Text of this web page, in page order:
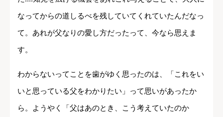
なってからの道しるべを残していてくれていたんだなっ
て。あれが父なりの愛し方だったって、今なら思えま
す。
わからないってことを歯がゆく思ったのは、「これをい
いと思っている父をわかりたい」って思いがあったか
ら。ようやく「父はあのとき、こう考えていたのか